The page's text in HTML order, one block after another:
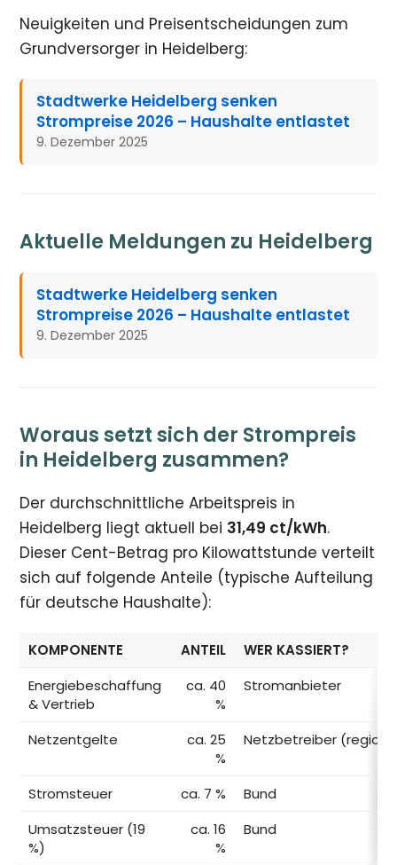
Neuigkeiten und Preisentscheidungen zum
Grundversorger in Heidelberg:
Stadtwerke Heidelberg senken
Strompreise 2026 – Haushalte entlastet
9. Dezember 2025
Aktuelle Meldungen zu Heidelberg
Stadtwerke Heidelberg senken
Strompreise 2026 – Haushalte entlastet
9. Dezember 2025
Woraus setzt sich der Strompreis
in Heidelberg zusammen?
Der durchschnittliche Arbeitspreis in
Heidelberg liegt aktuell bei 31,49 ct/kWh.
Dieser Cent-Betrag pro Kilowattstunde verteilt
sich auf folgende Anteile (typische Aufteilung
für deutsche Haushalte):
KOMPONENTE ANTEIL
WER KASSIERT?
Energiebeschaffung
& Vertrieb
ca. 40
%
Stromanbieter
Netzentgelte
ca. 25
%
Netzbetreiber
Stromsteuer ca. 7 %
Bund
Umsatzsteuer (19
%)
ca. 16
%
Bund